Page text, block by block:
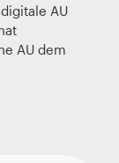
AU
AU dem